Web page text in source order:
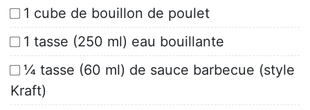
1 cube de bouillon de poulet
1 tasse (250 ml) eau bouillante
¼ tasse (60 ml) de sauce barbecue (style
Kraft)